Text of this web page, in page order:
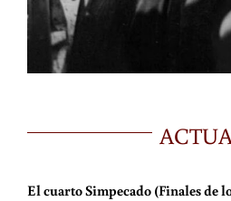
El cuarto Simpecado (Finales de